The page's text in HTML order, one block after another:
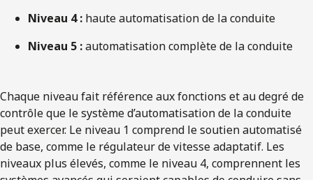
Niveau 4 : haute automatisation de la conduite
Niveau 5 :automatisation complète de la conduite
Chaque niveau fait référence aux fonctions et au degré de
contrôle que le système d’automatisation de la conduite
peut exercer. Le niveau 1 comprend le soutien automatisé
de base, comme le régulateur de vitesse adaptatif. Les
niveaux plus élevés, comme le niveau 4, comprennent les